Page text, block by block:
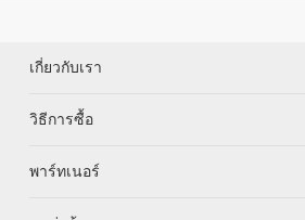
เกี่ยวกับเรา
วิธีการซื้อ
พาร์ทเนอร์